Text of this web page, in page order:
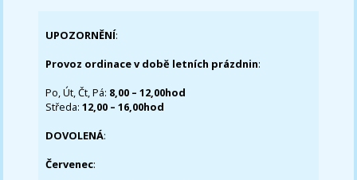
UPOZORNĚNÍ:
Provoz ordinace v době letních prázdnin:
Po, Út, Čt, Pá: 8,00 – 12,00hod
Středa:12,00 – 16,00hod
DOVOLENÁ:
Červenec: